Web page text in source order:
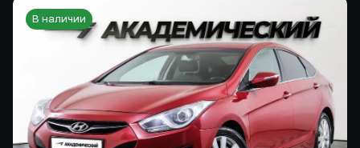
В наличии